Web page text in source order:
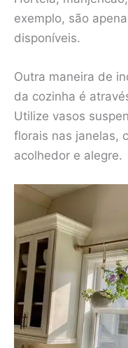
exemplo, são
disponíveis.
Outra maneira de
da cozinha é
Utilize vasos
florais nas janelas,
acolhedor e alegre.